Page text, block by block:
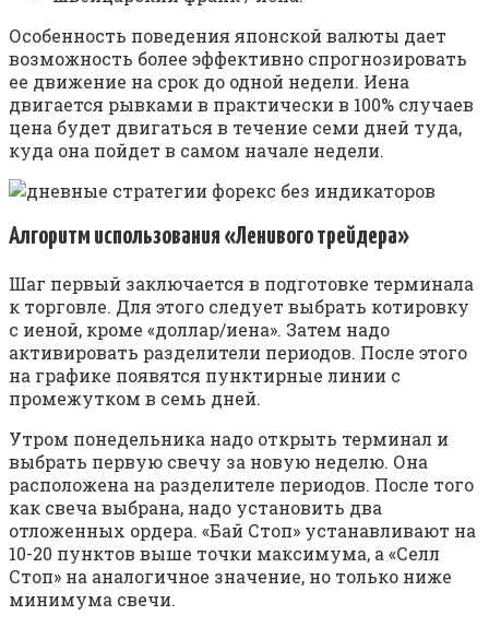
Особенность поведения японской валюты дает
возможность более эффективно спрогнозировать
ее движение на срок до одной недели. Иена
двигается рывками в практически в 100% случаев
цена будет двигаться в течение семи дней туда,
куда она пойдет в самом начале недели.
Алгоритм использования «Ленивого трейдера»
Шаг первый заключается в подготовке терминала
к торговле. Для этого следует выбрать котировку
с иеной, кроме «доллар/иена». Затем надо
активировать разделители периодов. После этого
на графике появятся пунктирные линии с
промежутком в семь дней.
Утром понедельника надо открыть терминал и
выбрать первую свечу за новую неделю. Она
расположена на разделителе периодов. После того
как свеча выбрана, надо установить два
отложенных ордера. «Бай Стоп» устанавливают на
10-20 пунктов выше точки максимума, а «Селл
Стоп» на аналогичное значение, но только ниже
минимума свечи.